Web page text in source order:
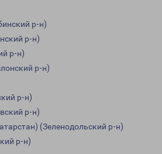
р-н)
р-н)
р-н)
р-н)
р-н)
р-н)
(Зеленодольский р-н)
р-н)